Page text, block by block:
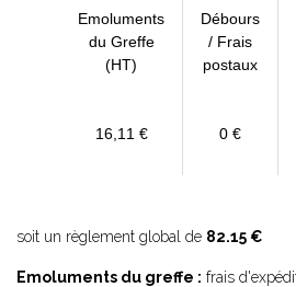
Emoluments
du Greffe
(HT)
Débours
/ Frais
postaux
16,11 € 0 €
soit un règlement global de 82.15 €
Emoluments du greffe : frais